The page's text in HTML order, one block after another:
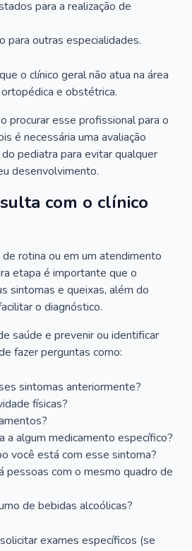
para a realização de
para outras especialidades.
o clínico geral não atua na área
e obstétrica.
procurar esse profissional para o
é necessária uma avaliação
pediatra para evitar qualquer
desenvolvimento.
com o clínico
rotina ou em um atendimento
etapa é importante que o
sintomas e queixas, além do
o diagnóstico.
saúde e prevenir ou identificar
fazer perguntas como:
sintomas anteriormente?
físicas?
a algum medicamento específico?
você está com esse sintoma?
pessoas com o mesmo quadro de
de bebidas alcoólicas?
exames específicos (se